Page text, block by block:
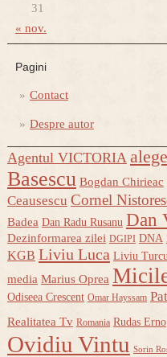
31
« nov.
Pagini
Contact
Despre autor
Agentul VICTORIA
Basescu Bogdan Chirieac
Ceausescu Cornel
Badea Dan Radu Rusanu Dan
Dezinformarea zilei DGIPI DNA
KGB Liviu Luca Liviu
media Marius Oprea
Odiseea Crescent Omar Hayssam
Realitatea Tv Romania Rudas Erno
Ovidiu Vintu Sorin